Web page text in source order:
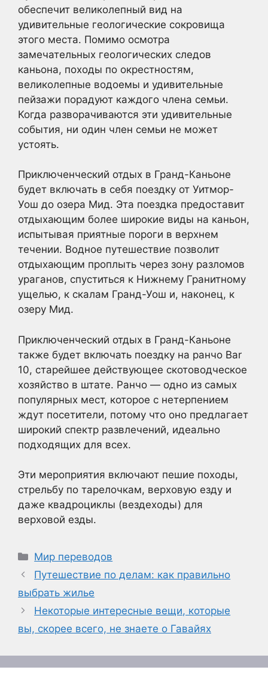
обеспечит великолепный вид на
удивительные геологические сокровища
этого места. Помимо осмотра
замечательных геологических следов
каньона, походы по окрестностям,
великолепные водоемы и удивительные
пейзажи порадуют каждого члена семьи.
Когда разворачиваются эти удивительные
события, ни один член семьи не может
устоять.
Приключенческий отдых в Гранд-Каньоне
будет включать в себя поездку от Уитмор-
Уош до озера Мид. Эта поездка предоставит
отдыхающим более широкие виды на каньон,
испытывая приятные пороги в верхнем
течении. Водное путешествие позволит
отдыхающим проплыть через зону разломов
ураганов, спуститься к Нижнему Гранитному
ущелью, к скалам Гранд-Уош и, наконец, к
озеру Мид.
Приключенческий отдых в Гранд-Каньоне
также будет включать поездку на ранчо Bar
10, старейшее действующее скотоводческое
хозяйство в штате. Ранчо — одно из самых
популярных мест, которое с нетерпением
ждут посетители, потому что оно предлагает
широкий спектр развлечений, идеально
подходящих для всех.
Эти мероприятия включают пешие походы,
стрельбу по тарелочкам, верховую езду и
даже квадроциклы (вездеходы) для
верховой езды.
Рубрики
Мир переводов
Путешествие по делам: как правильно
выбрать жилье
Некоторые интересные вещи, которые
вы, скорее всего, не знаете о Гавайях